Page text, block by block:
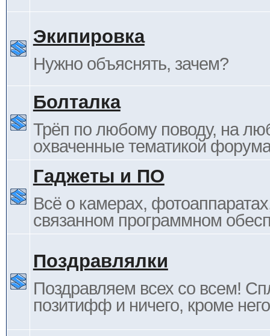
Экипировка
Нужно объяснять, зачем?
Болталка
Трёп по любому поводу, на
охваченные тематикой
Гаджеты и ПО
Всё о камерах,
связанном программном
Поздравлялки
Поздравляем всех со всем!
позитифф и ничего, кроме